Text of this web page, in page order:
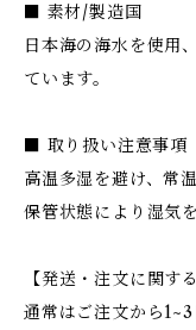
■ 素材/製造国
日本海の海水を使用
ています。
■ 取り扱い注意事項
高温多湿を避け、常
保管状態により湿気
【発送・注文に関す
通常はご注文から